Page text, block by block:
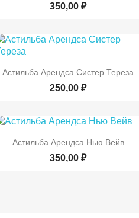
350,00 ₽
 Быстрый просмотр
Астильба Арендса Систер Тереза
250,00 ₽
 Быстрый просмотр
Астильба Арендса Нью Вейв
350,00 ₽